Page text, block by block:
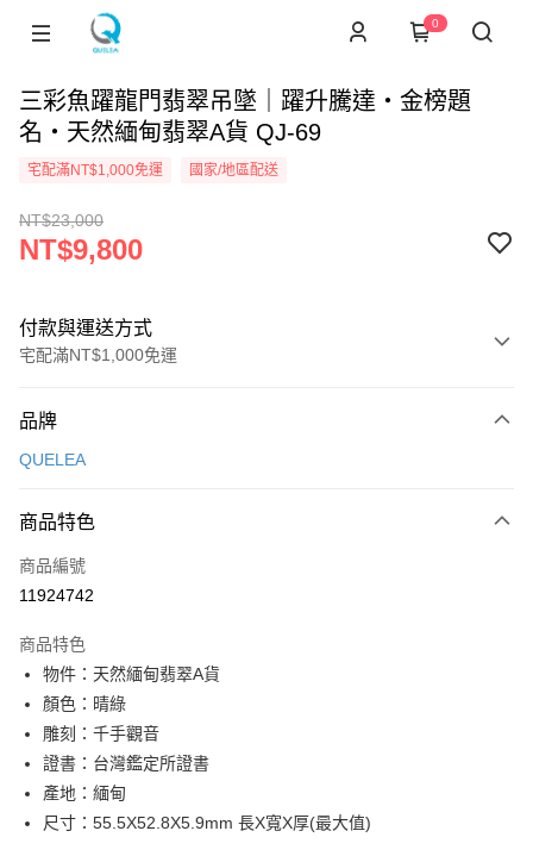
0
三彩魚躍龍門翡翠吊墜｜躍升騰達・金榜題
名・天然緬甸翡翠A貨 QJ-69
宅配滿NT$1,000免運 國家/地區配送
NT$23,000
NT$9,800
付款與運送方式
宅配滿NT$1,000免運
信用卡一次付款
3 期 0 利率 每期
合作金庫商業銀行
上海商業儲蓄銀行
臺灣中小企業銀行
匯豐（台灣）商業銀行
聯邦商業銀行
元大商業銀行
玉山商業銀行
台灣樂天信用卡公司
合作金庫商業銀行
上海商業儲蓄銀行
國泰世華商業銀行
匯豐（台灣）商業銀行
聯邦商業銀行
元大商業銀行
玉山商業銀行
台新國際商業銀行
中國信託商業銀行
LINE Pay
Apple Pay
街口支付
悠遊付
ATM付款
運送方式
品牌
QUELEA
商品特色
商品編號
11924742
商品特色
物件：天然緬甸翡翠A貨
顏色：晴綠
雕刻：千手觀音
證書：台灣鑑定所證書
產地：緬甸
尺寸：55.5X52.8X5.9mm 長X寬X厚(最大值)